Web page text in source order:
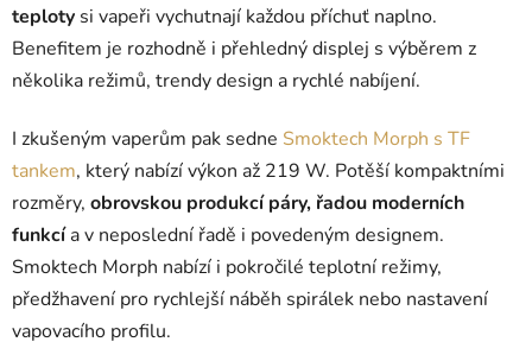
teploty si vapeři vychutnají každou příchuť naplno.
Benefitem je rozhodně i přehledný displej s výběrem z
několika režimů, trendy design a rychlé nabíjení.
I zkušeným vaperům pak sedne Smoktech Morph s TF
tankem, který nabízí výkon až 219 W. Potěší kompaktními
rozměry, obrovskou produkcí páry, řadou moderních
funkcí a v neposlední řadě i povedeným designem.
Smoktech Morph nabízí i pokročilé teplotní režimy,
předžhavení pro rychlejší náběh spirálek nebo nastavení
vapovacího profilu.